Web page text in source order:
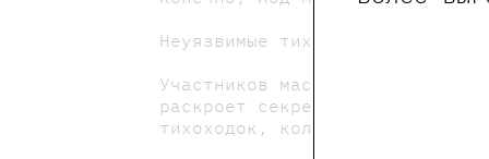
Неуязвимые тихоходки вам,
Участников мастер-класса
раскроет секрет, как сделать
тихоходок, коловраток,